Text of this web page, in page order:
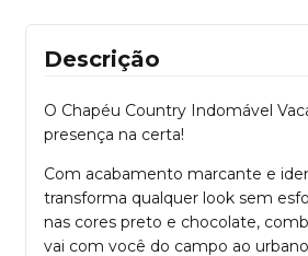
Descrição
O Chapéu Country Indomável
presença na certa!
Com acabamento marcante e
transforma qualquer look sem
nas cores preto e chocolate,
vai com você do campo ao